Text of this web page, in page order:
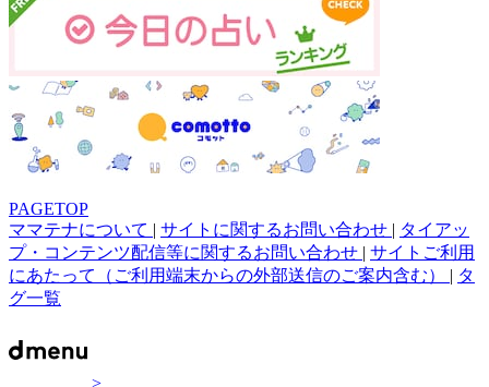
PAGETOP
ママテナについて | サイトに関するお問い合わせ | タイアッ
プ・コンテンツ配信等に関するお問い合わせ | サイトご利用
にあたって（ご利用端末からの外部送信のご案内含む） | タ
グ一覧
>